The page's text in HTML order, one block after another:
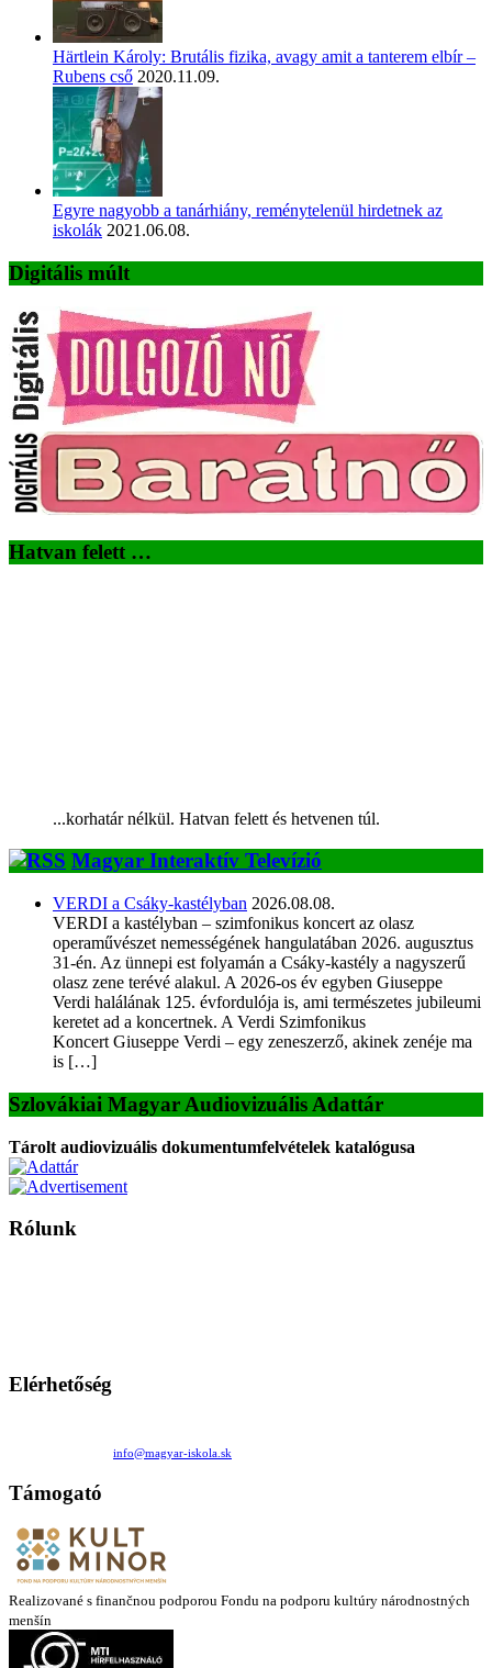
Härtlein Károly: Brutális fizika, avagy amit a tanterem elbír –
Rubens cső 2020.11.09.
Egyre nagyobb a tanárhiány, reménytelenül hirdetnek az
iskolák 2021.06.08.
Digitális múlt
Hatvan felett …
...korhatár nélkül. Hatvan felett és hetvenen túl.
Magyar Interaktív Televízió
VERDI a Csáky-kastélyban 2026.08.08.
VERDI a kastélyban – szimfonikus koncert az olasz
operaművészet nemességének hangulatában 2026. augusztus
31-én. Az ünnepi est folyamán a Csáky-kastély a nagyszerű
olasz zene terévé alakul. A 2026-os év egyben Giuseppe
Verdi halálának 125. évfordulója is, ami természetes jubileumi
keretet ad a koncertnek. A Verdi Szimfonikus
Koncert Giuseppe Verdi – egy zeneszerző, akinek zenéje ma
is […]
Szlovákiai Magyar Audiovizuális Adattár
Tárolt audiovizuális dokumentumfelvételek katalógusa
Rólunk
Elérhetőség
info@magyar-iskola.sk
Támogató
Realizované s finančnou podporou Fondu na podporu kultúry národnostných
menšín